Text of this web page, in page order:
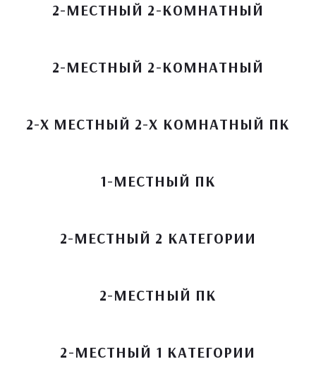
2-МЕСТНЫЙ 2-КОМНАТНЫЙ
2-МЕСТНЫЙ 2-КОМНАТНЫЙ
2-Х МЕСТНЫЙ 2-Х КОМНАТНЫЙ ПК
1-МЕСТНЫЙ ПК
2-МЕСТНЫЙ 2 КАТЕГОРИИ
2-МЕСТНЫЙ ПК
2-МЕСТНЫЙ 1 КАТЕГОРИИ